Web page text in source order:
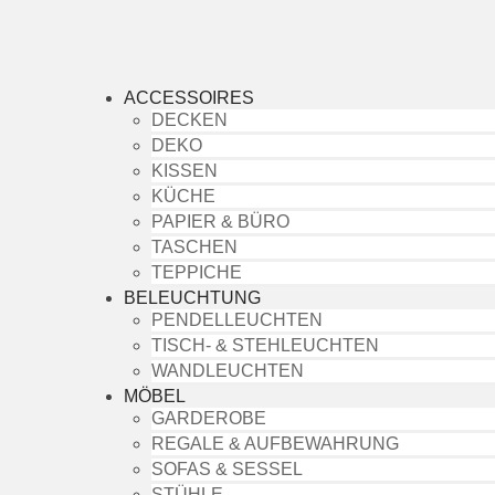
ACCESSOIRES
DECKEN
DEKO
KISSEN
KÜCHE
PAPIER & BÜRO
TASCHEN
TEPPICHE
BELEUCHTUNG
PENDELLEUCHTEN
TISCH- & STEHLEUCHTEN
WANDLEUCHTEN
MÖBEL
GARDEROBE
REGALE & AUFBEWAHRUNG
SOFAS & SESSEL